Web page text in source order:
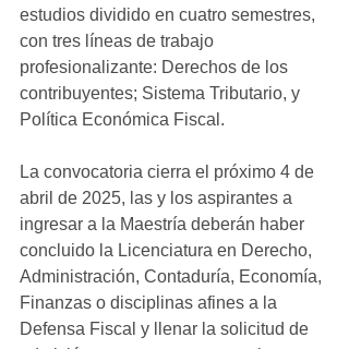
estudios dividido en cuatro semestres,
con tres líneas de trabajo
profesionalizante: Derechos de los
contribuyentes; Sistema Tributario, y
Política Económica Fiscal.
La convocatoria cierra el próximo 4 de
abril de 2025, las y los aspirantes a
ingresar a la Maestría deberán haber
concluido la Licenciatura en Derecho,
Administración, Contaduría, Economía,
Finanzas o disciplinas afines a la
Defensa Fiscal y llenar la solicitud de